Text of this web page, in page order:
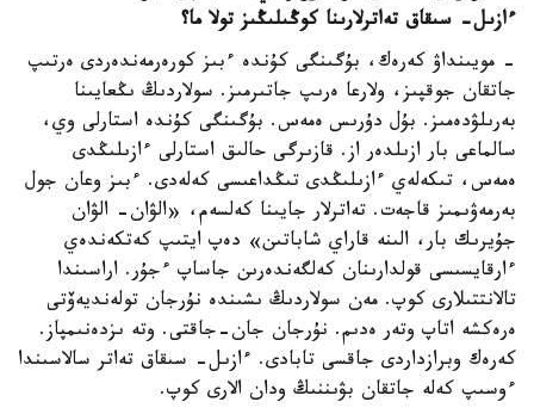
ءازىل- سىقاق تەاترلارىنا كوڭىلىڭىز تولا ما؟
- مويىنداۋ كەرەك، بۇگىنگى كۇندە ءبىز كورەرمەندەردى ەرتىپ
جاتقان جوقپىز، ولارعا ەرىپ جاتىرمىز. سولاردىڭ ىڭعايىنا
بەرىلۋدەمىز. بۇل دۇرىس ەمەس. بۇگىنگى كۇندە استارلى وي،
سالماعى بار ازىلدەر از. قازىرگى حالىق استارلى ءازىلىڭدى
ەمەس، تىكەلەي ءازىلىڭدى تىڭداعىسى كەلەدى. ءبىز وعان جول
بەرمەۋىمىز قاجەت. تەاترلار جايىنا كەلسەم، «الۋان- الۋان
جۇيرىك بار، الىنە قاراي شاباتىن» دەپ ايتىپ كەتكەندەي
ءارقايسىسى قولدارىنان كەلگەندەرىن جاساپ ءجۇر. اراسىندا
تالانتتىلارى كوپ. مەن سولاردىڭ ىشىندە نۇرجان تولەنديەۆتى
ەرەكشە اتاپ وتەر ەدىم. نۇرجان جان-جاقتى. وتە ىزدەنىمپاز.
كەرەك وبرازداردى جاقسى تابادى. ءازىل- سىقاق تەاتر سالاسىندا
ءوسىپ كەلە جاتقان بۋىننىڭ ودان الارى كوپ.